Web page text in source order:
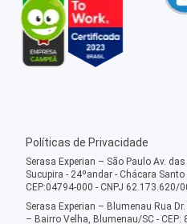
Políticas de Privacidade
Serasa Experian – São Paulo Av.
Sucupira - 24ºandar - Chácara
CEP:04794-000 - CNPJ 62.173.620/
Serasa Experian – Blumenau Rua
– Bairro Velha, Blumenau/SC - CEP: